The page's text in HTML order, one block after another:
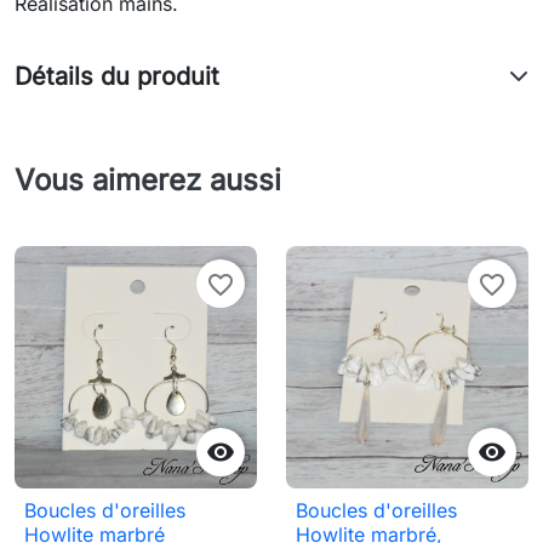
Détails du produit
Vous aimerez aussi

favorite_border
Boucles d'oreilles
Howlite marbré

favorite_border
Boucles d'oreilles
Howlite marbré,